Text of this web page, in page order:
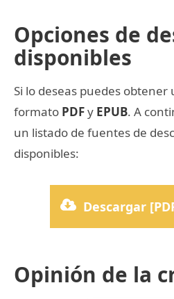
Opciones de
disponibles
Si lo deseas puedes obtener
formato PDFy EPUB. A
un listado de fuentes de
disponibles:
Descargar
Opinión de la